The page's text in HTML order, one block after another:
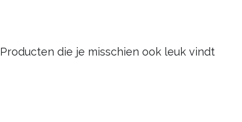
Producten die je misschien ook leuk vindt